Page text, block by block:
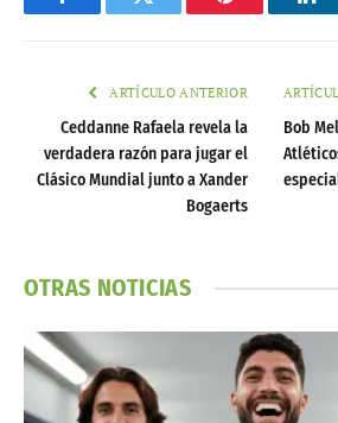
FacebookTwitter Pinterest
ARTÍCULO ANTERIOR
Ceddanne Rafaela revela la
verdadera razón para jugar el
Clásico Mundial junto a Xander
Bogaerts
Bob
OTRAS NOTICIAS